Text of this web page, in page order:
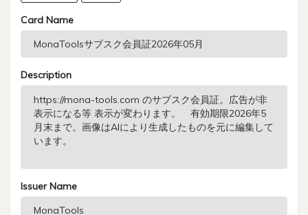
Card Name
Description
Issuer Name